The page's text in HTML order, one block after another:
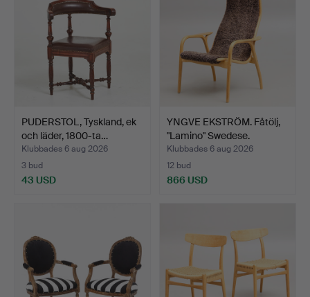
PUDERSTOL, Tyskland, ek
och läder, 1800-ta…
Klubbades 6 aug 2026
3 bud
43 USD
YNGVE EKSTRÖM. Fåtölj,
"Lamino" Swedese.
Klubbades 6 aug 2026
12 bud
866 USD